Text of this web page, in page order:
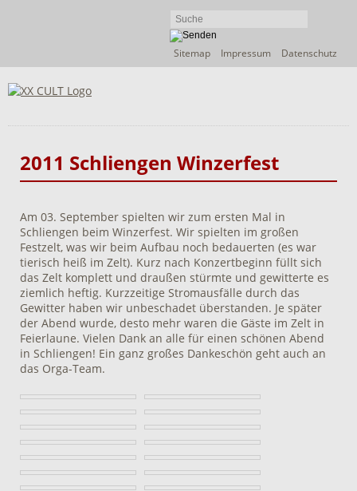
Navigation
Sitemap Impressum Datenschutz
2011 Schliengen Winzerfest
Am 03. September spielten wir zum ersten Mal in
Schliengen beim Winzerfest. Wir spielten im großen
Festzelt, was wir beim Aufbau noch bedauerten (es war
tierisch heiß im Zelt). Kurz nach Konzertbeginn füllt sich
das Zelt komplett und draußen stürmte und gewitterte es
ziemlich heftig. Kurzzeitige Stromausfälle durch das
Gewitter haben wir unbeschadet überstanden. Je später
der Abend wurde, desto mehr waren die Gäste im Zelt in
Feierlaune. Vielen Dank an alle für einen schönen Abend
in Schliengen! Ein ganz großes Dankeschön geht auch an
das Orga-Team.